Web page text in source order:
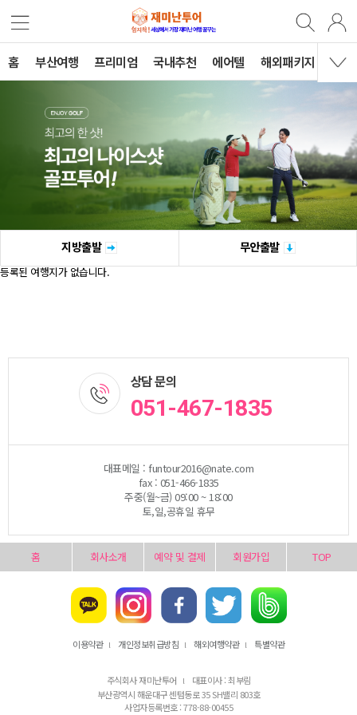
홈 부산여행 프리미엄 국내추천 에어텔 해외패키지 B2B
지방출발 무안출발
등록된 여행지가 없습니다.
상담 문의
051-467-1835
대표메일 : funtour2016@nate.com
fax : 051-466-1835
주중(월~금) 09:00 ~ 18:00
토,일,공휴일 휴무
홈 회사소개 예약 및 결제 회원가입 TOP
이용약관 l 개인정보취급방침 l 해외여행약관 l 특별약관
주식회사 재미난투어 l
대표이사 : 최부림
부산광역시 해운대구 센텀동로 35 SH밸리 803호
사업자등록번호 : 778-88-00455